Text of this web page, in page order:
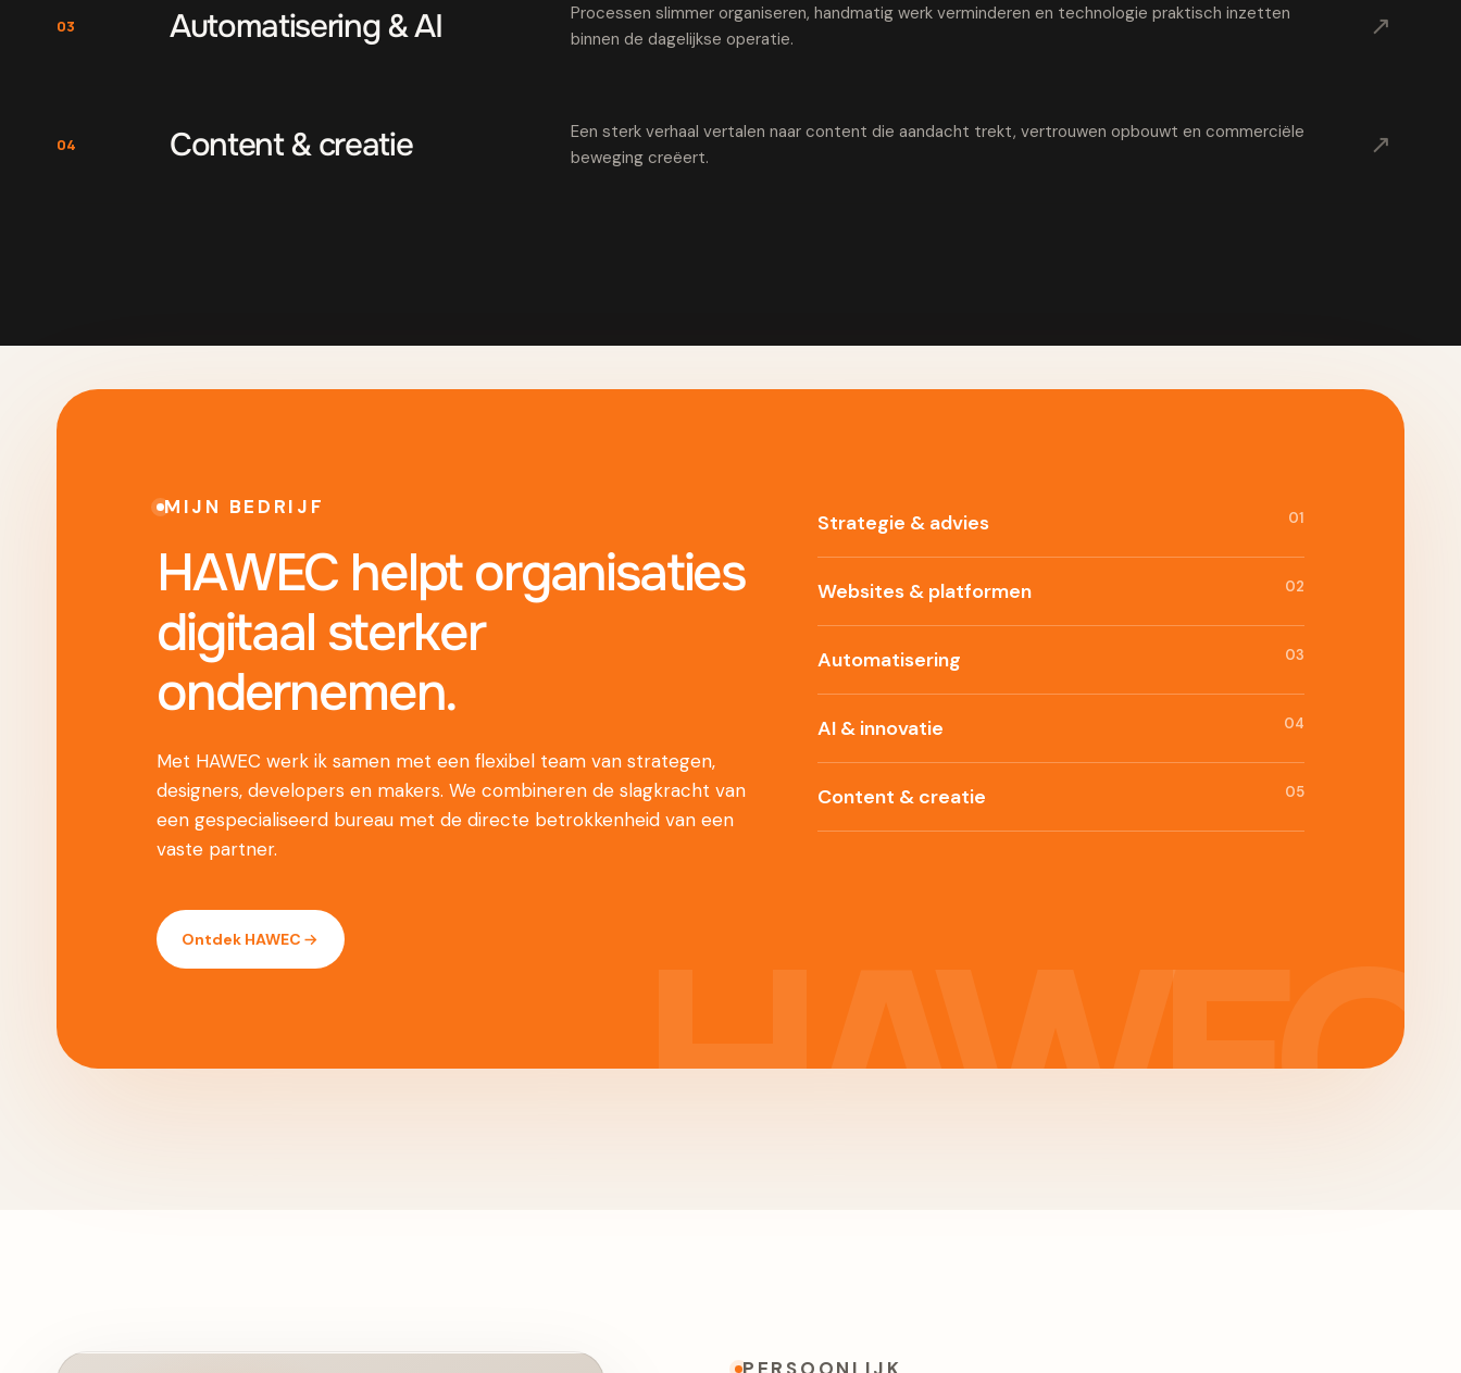
03 Automatisering & AI
Processen slimmer organiseren, handmatig werk verminderen en technologie praktisch inzetten
binnen de dagelijkse operatie.
↗
04 Content & creatie
Een sterk verhaal vertalen naar content die aandacht trekt, vertrouwen opbouwt en commerciële
beweging creëert.
↗
MIJN BEDRIJF
HAWEC helpt organisaties
digitaal sterker
ondernemen.
Met HAWEC werk ik samen met een flexibel team van strategen,
designers, developers en makers. We combineren de slagkracht van
een gespecialiseerd bureau met de directe betrokkenheid van een
vaste partner.
Ontdek HAWEC
Strategie & advies 01
Websites & platformen 02
Automatisering 03
AI & innovatie 04
Content & creatie 05